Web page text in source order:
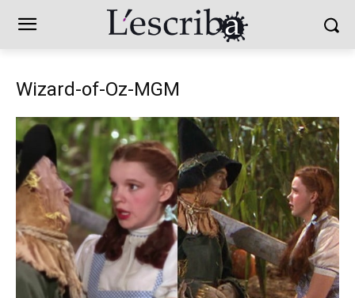
Wizard-of-Oz-MGM